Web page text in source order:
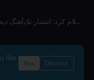
ShowMinorSavage اعلام کرد: انتشار تک‌آهنگ دیجیتال جدید 'Gradation'
provided byACRCloud
like
Yes Dismiss